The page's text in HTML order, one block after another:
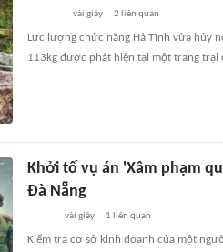
vài giây 2 liên quan
Lực lượng chức năng Hà Tĩnh vừa hủy
113kg được phát hiện tại một trang trại
Khởi tố vụ án 'Xâm phạm
Đà Nẵng
vài giây 1 liên quan
Kiểm tra cơ sở kinh doanh của một